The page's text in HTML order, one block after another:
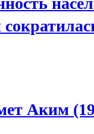
Аким